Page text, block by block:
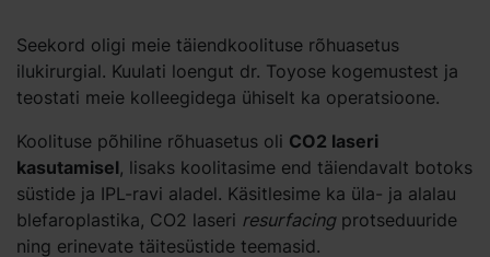
Seekord oligi meie täiendkoolituse rõhuasetus
ilukirurgial. Kuulati loengut dr. Toyose kogemustest ja
teostati meie kolleegidega ühiselt ka operatsioone.
Koolituse põhiline rõhuasetus oli CO2 laseri
kasutamisel, lisaks koolitasime end täiendavalt botoks
süstide ja IPL-ravi aladel. Käsitlesime ka üla- ja alalau
blefaroplastika, CO2 laseri resurfacing protseduuride
ning erinevate täitesüstide teemasid.